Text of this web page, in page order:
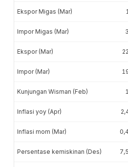
Ekspor Migas (Mar)
Impor Migas (Mar)
Ekspor (Mar)
Impor (Mar)
Kunjungan Wisman (Feb)
Inflasi yoy (Apr)
Inflasi mom (Mar)
Persentase kemiskinan (Des)